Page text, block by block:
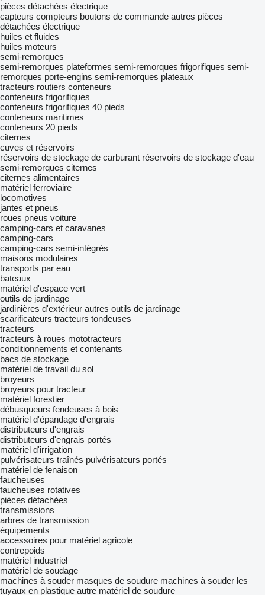
pièces détachées électrique
capteurs compteurs boutons de commande autres pièces
détachées électrique
huiles et fluides
huiles moteurs
semi-remorques
semi-remorques plateformes semi-remorques frigorifiques semi-
remorques porte-engins semi-remorques plateaux
tracteurs routiers conteneurs
conteneurs frigorifiques
conteneurs frigorifiques 40 pieds
conteneurs maritimes
conteneurs 20 pieds
citernes
cuves et réservoirs
réservoirs de stockage de carburant réservoirs de stockage d'eau
semi-remorques citernes
citernes alimentaires
matériel ferroviaire
locomotives
jantes et pneus
roues pneus voiture
camping-cars et caravanes
camping-cars
camping-cars semi-intégrés
maisons modulaires
transports par eau
bateaux
matériel d'espace vert
outils de jardinage
jardinières d'extérieur autres outils de jardinage
scarificateurs tracteurs tondeuses
tracteurs
tracteurs à roues mototracteurs
conditionnements et contenants
bacs de stockage
matériel de travail du sol
broyeurs
broyeurs pour tracteur
matériel forestier
débusqueurs fendeuses à bois
matériel d'épandage d'engrais
distributeurs d'engrais
distributeurs d'engrais portés
matériel d'irrigation
pulvérisateurs traînés pulvérisateurs portés
matériel de fenaison
faucheuses
faucheuses rotatives
pièces détachées
transmissions
arbres de transmission
équipements
accessoires pour matériel agricole
contrepoids
matériel industriel
matériel de soudage
machines à souder masques de soudure machines à souder les
tuyaux en plastique autre matériel de soudure